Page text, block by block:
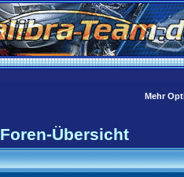
Mehr
Foren-Übersicht